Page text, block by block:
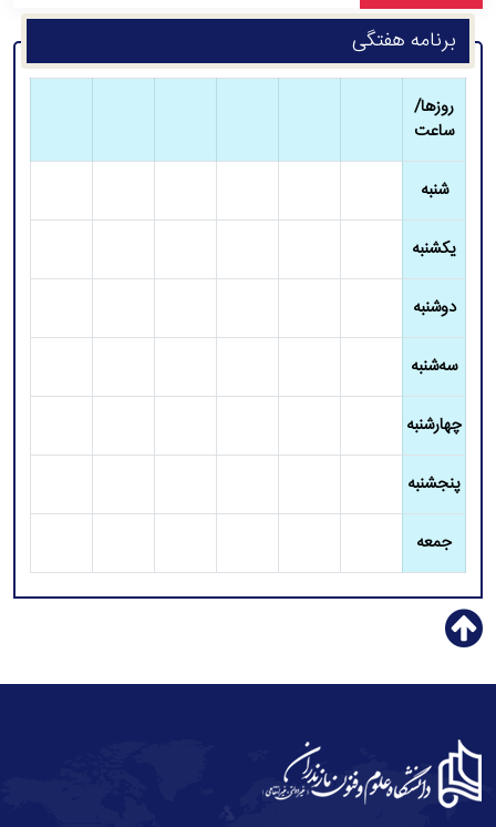
برنامه هفتگی
روزها/
ساعت
شنبه
یکشنبه
دوشنبه
سه‌شنبه
چهارشنبه
پنجشنبه
جمعه